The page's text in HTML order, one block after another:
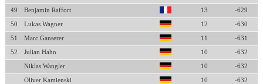
49 Benjamin Raffort 13 -629
50 Lukas Wagner 12 -630
51 Marc Ganserer 11 -631
52 Julian Hahn 10 -632
Niklas Wangler 10 -632
Oliver Kamienski 10 -632